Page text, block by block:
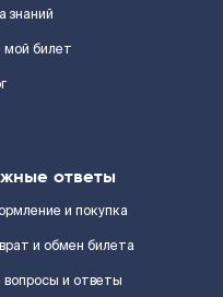
знаний
мой билет
ответы
и покупка
и обмен билета
вопросы и ответы